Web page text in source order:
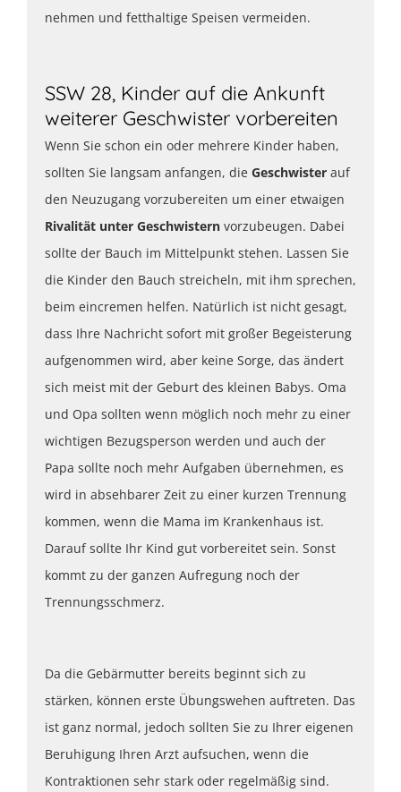
nehmen und fetthaltige Speisen vermeiden.
SSW 28, Kinder auf die Ankunft
weiterer Geschwister vorbereiten
Wenn Sie schon ein oder mehrere Kinder haben,
sollten Sie langsam anfangen, die Geschwister auf
den Neuzugang vorzubereiten um einer etwaigen
Rivalität unter Geschwistern vorzubeugen. Dabei
sollte der Bauch im Mittelpunkt stehen. Lassen Sie
die Kinder den Bauch streicheln, mit ihm sprechen,
beim eincremen helfen. Natürlich ist nicht gesagt,
dass Ihre Nachricht sofort mit großer Begeisterung
aufgenommen wird, aber keine Sorge, das ändert
sich meist mit der Geburt des kleinen Babys. Oma
und Opa sollten wenn möglich noch mehr zu einer
wichtigen Bezugsperson werden und auch der
Papa sollte noch mehr Aufgaben übernehmen, es
wird in absehbarer Zeit zu einer kurzen Trennung
kommen, wenn die Mama im Krankenhaus ist.
Darauf sollte Ihr Kind gut vorbereitet sein. Sonst
kommt zu der ganzen Aufregung noch der
Trennungsschmerz.
Da die Gebärmutter bereits beginnt sich zu
stärken, können erste Übungswehen auftreten. Das
ist ganz normal, jedoch sollten Sie zu Ihrer eigenen
Beruhigung Ihren Arzt aufsuchen, wenn die
Kontraktionen sehr stark oder regelmäßig sind.